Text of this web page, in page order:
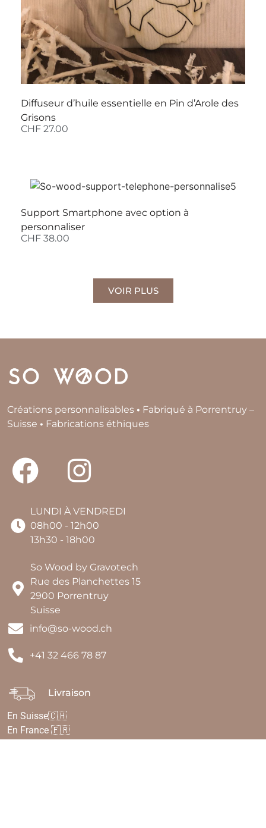
Diffuseur d’huile essentielle en Pin d’Arole des
Grisons
CHF 27.00
Support Smartphone avec option à
personnaliser
CHF 38.00
VOIR PLUS
Créations personnalisables • Fabriqué à Porrentruy –
Suisse • Fabrications éthiques
LUNDI À VENDREDI
08h00 - 12h00
13h30 - 18h00
So Wood by Gravotech
Rue des Planchettes 15
2900 Porrentruy
Suisse
info@so-wood.ch
+41 32 466 78 87
Livraison
En Suisse🇨🇭
En France 🇫🇷